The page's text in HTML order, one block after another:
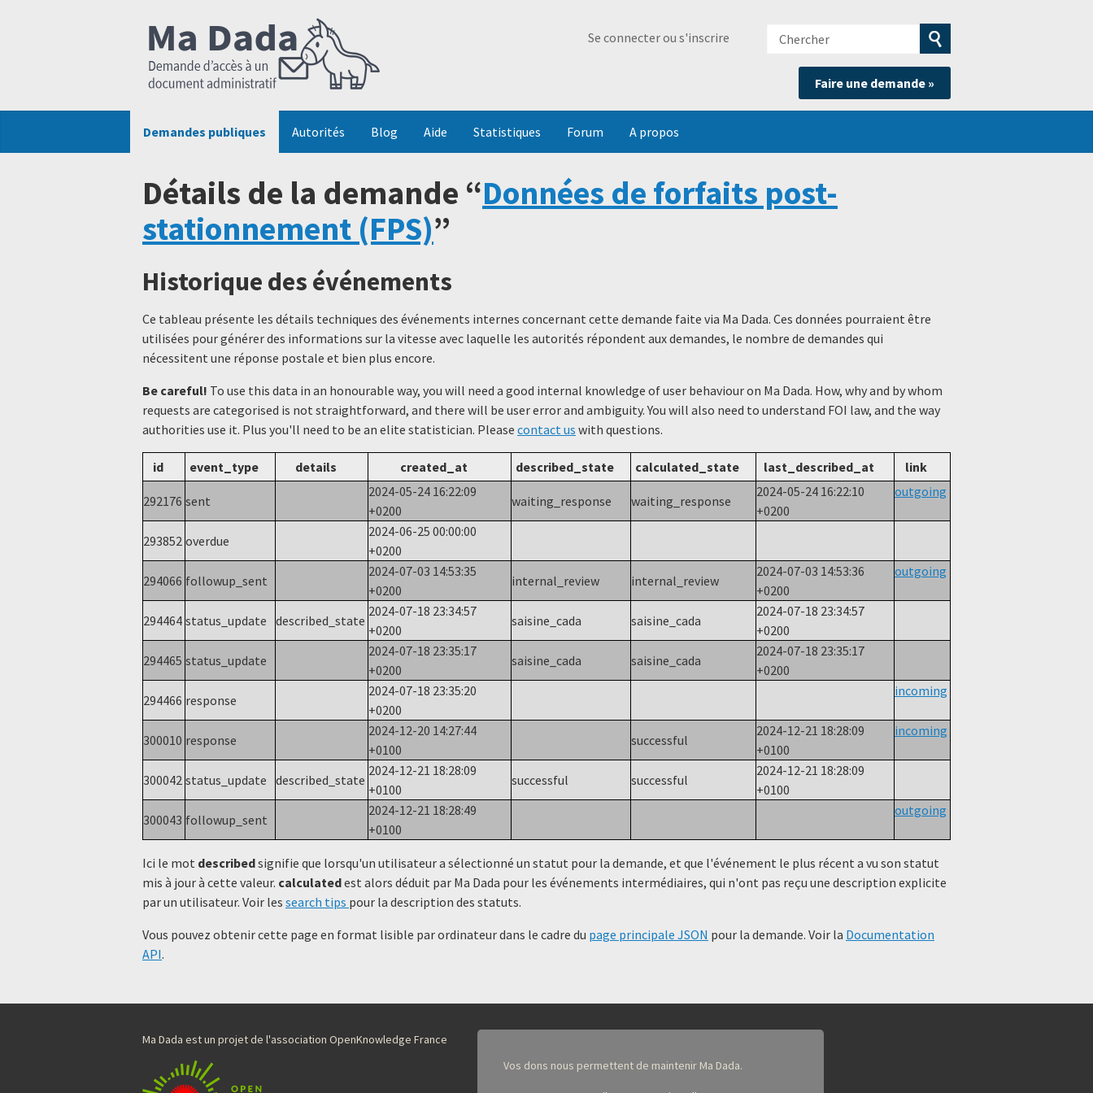
Se connecter ou s'inscrire
Chercher
Soumettre
la
recherche
Faire une demande »
Demandes publiques Autorités Blog Aide Statistiques Forum A propos
Détails de la demande “Données de forfaits post-
stationnement (FPS)”
Historique des événements
Ce tableau présente les détails techniques des événements internes concernant cette demande faite via Ma Dada. Ces données pourraient être
utilisées pour générer des informations sur la vitesse avec laquelle les autorités répondent aux demandes, le nombre de demandes qui
nécessitent une réponse postale et bien plus encore.
Be careful! To use this data in an honourable way, you will need a good internal knowledge of user behaviour on Ma Dada. How, why and by whom
requests are categorised is not straightforward, and there will be user error and ambiguity. You will also need to understand FOI law, and the way
authorities use it. Plus you'll need to be an elite statistician. Please contact us with questions.
id event_type details created_at described_state calculated_state last_described_at link
292176 sent
2024-05-24 16:22:09
+0200
waiting_response waiting_response
2024-05-24 16:22:10
+0200
outgoing
293852 overdue
2024-06-25 00:00:00
+0200
294066 followup_sent
2024-07-03 14:53:35
+0200
internal_review internal_review
2024-07-03 14:53:36
+0200
outgoing
294464 status_update described_state
2024-07-18 23:34:57
+0200
saisine_cada saisine_cada
2024-07-18 23:34:57
+0200
294465 status_update
2024-07-18 23:35:17
+0200
saisine_cada saisine_cada
2024-07-18 23:35:17
+0200
294466 response
2024-07-18 23:35:20
+0200
incoming
300010 response
2024-12-20 14:27:44
+0100
successful
2024-12-21 18:28:09
+0100
incoming
300042 status_update described_state
2024-12-21 18:28:09
+0100
successful successful
2024-12-21 18:28:09
+0100
300043 followup_sent
2024-12-21 18:28:49
+0100
outgoing
Ici le mot describedsignifie que lorsqu'un utilisateur a sélectionné un statut ​​pour la demande, et que l'événement le plus récent a vu son statut
mis à jour à cette valeur. calculatedest alors déduit par Ma Dada pour les événements intermédiaires, qui n'ont pas reçu une description explicite
par un utilisateur. Voir les search tips pour la description des statuts.
Vous pouvez obtenir cette page en format lisible par ordinateur dans le cadre du page principale JSON pour la demande. Voir la Documentation
API.
Ma Dada est un projet de l'association OpenKnowledge France
Vos dons nous permettent de maintenir Ma Dada.